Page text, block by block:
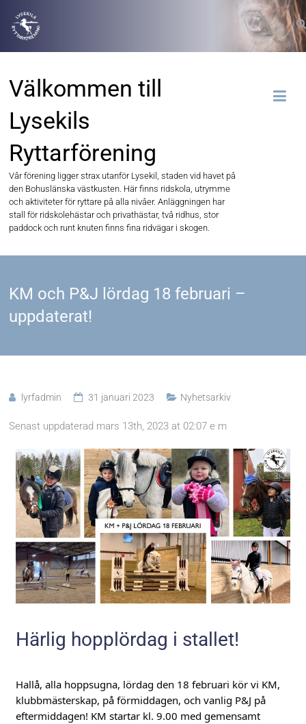
Välkommen till
Lysekils
Ryttarförening
Vår förening ligger strax utanför Lysekil, staden vid havet på
den Bohuslänska västkusten. Här finns ridskola, utrymme
och aktiviteter för ryttare på alla nivåer. Anläggningen har
stall för ridskolehästar och privathästar, två ridhus, stor
paddock och runt knuten finns fina ridvägar i skogen.
KM och P&J lördag 18 februari –
uppdaterat!
lyrfadmin 31 januari 2023 Nyhetsarkiv
Senast uppdaterad mars 13th, 2023 at 02:07 e m
Härlig hopplördag i stallet!
Hallå, alla hoppsugna, lördag den 18 februari kör vi KM,
klubbmästerskap, på förmiddagen, och vanlig P&J på
eftermiddagen! KM startar kl. 9.00 med gemensamt